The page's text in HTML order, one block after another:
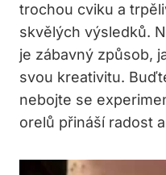
trochou cviku a
skvělých výsledků.
je zábavný způsob,
svou kreativitu.
nebojte se
orelů přináší radost